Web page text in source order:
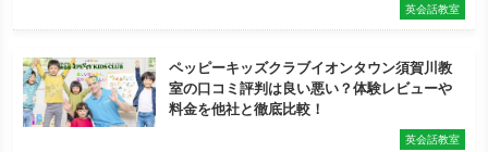
英会話教室
ペッピーキッズクラブイオンタウン須賀川教
室の口コミ評判は良い悪い？体験レビューや
料金を他社と徹底比較！
英会話教室